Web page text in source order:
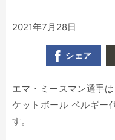
2021年7月28日
シェア
エマ・ミースマン選手
ケットボール ベルギー
す。